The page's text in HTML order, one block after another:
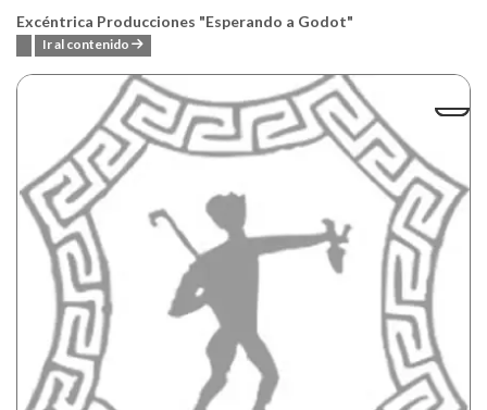
Excéntrica Producciones "Esperando a Godot"
Ir al contenido